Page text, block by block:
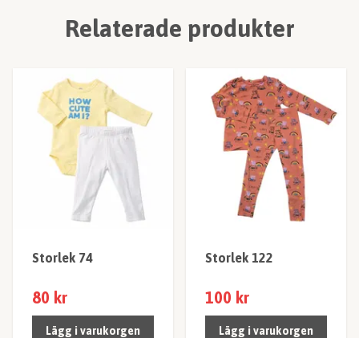
Relaterade produkter
Storlek 74
80 kr
Lägg i varukorgen
Storlek 122
100 kr
Lägg i varukorgen